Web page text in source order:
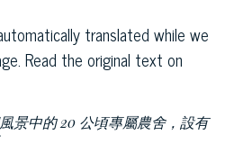
translated while we
Read the original text on
景中的 20 公頃專屬農舍，設有